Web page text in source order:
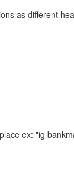
as different
ex: "ig